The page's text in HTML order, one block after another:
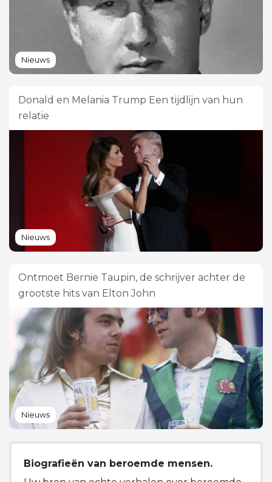
Nieuws
Donald en Melania Trump Een tijdlijn van hun
relatie
Nieuws
Ontmoet Bernie Taupin, de schrijver achter de
grootste hits van Elton John
Nieuws
Biografieën van beroemde mensen.